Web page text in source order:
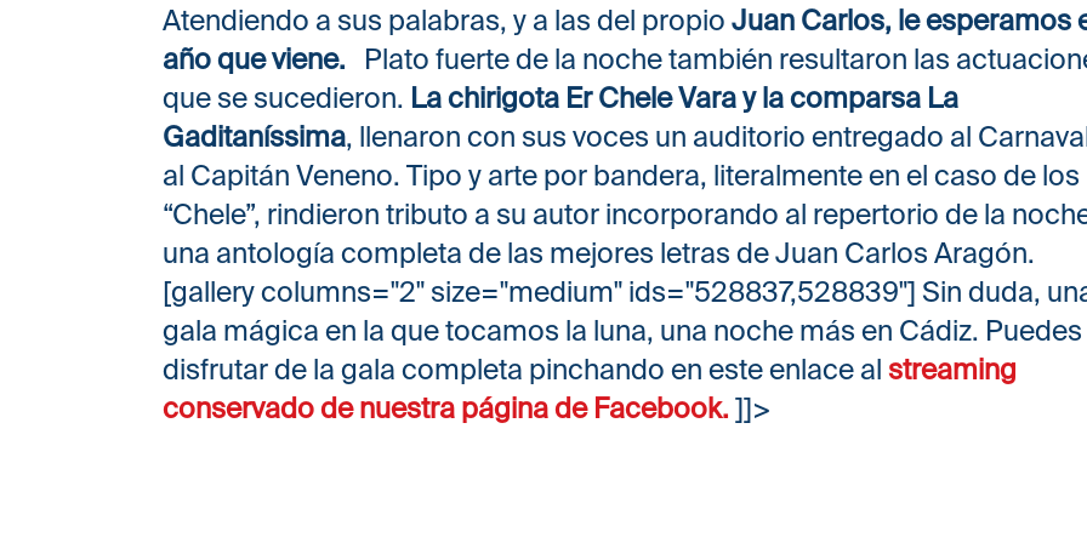
Atendiendo a sus palabras, y a las del propioJuan Carlos, le esperamos
año que viene. Plato fuerte de la noche también resultaron las
que se sucedieron. La chirigota Er Chele Vara y la comparsa La
Gaditaníssima, llenaron con sus voces un auditorio entregado al
al Capitán Veneno. Tipo y arte por bandera, literalmente en el caso de los
“Chele”, rindieron tributo a su autor incorporando al repertorio de la
una antología completa de las mejores letras de Juan Carlos Aragón.
[gallery columns="2" size="medium" ids="528837,528839"] Sin duda,
gala mágica en la que tocamos la luna, una noche más en Cádiz. Puedes
disfrutar de la gala completa pinchando en este enlace alstreaming
conservado de nuestra página de Facebook. ]]>